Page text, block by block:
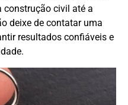
construção civil até a
deixe de contatar uma
resultados confiáveis e